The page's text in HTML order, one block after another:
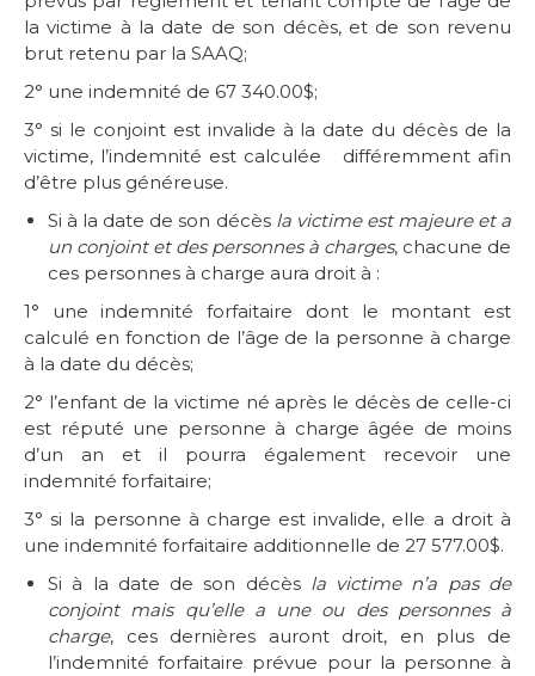
la victime à la date de son décès, et de son revenu
brut retenu par la SAAQ;
2° une indemnité de 67 340.00$;
3° si le conjoint est invalide à la date du décès de la
victime, l’indemnité est calculée différemment afin
d’être plus généreuse.
Si à la date de son décès la victime est majeure et a
un conjoint et des personnes à charges, chacune de
ces personnes à charge aura droit à :
1° une indemnité forfaitaire dont le montant est
calculé en fonction de l’âge de la personne à charge
à la date du décès;
2° l’enfant de la victime né après le décès de celle-ci
est réputé une personne à charge âgée de moins
d’un an et il pourra également recevoir une
indemnité forfaitaire;
3° si la personne à charge est invalide, elle a droit à
une indemnité forfaitaire additionnelle de 27 577.00$.
Si à la date de son décès la victime n’a pas de
conjoint mais qu’elle a une ou des personnes à
charge, ces dernières auront droit, en plus de
l’indemnité forfaitaire prévue pour la personne à